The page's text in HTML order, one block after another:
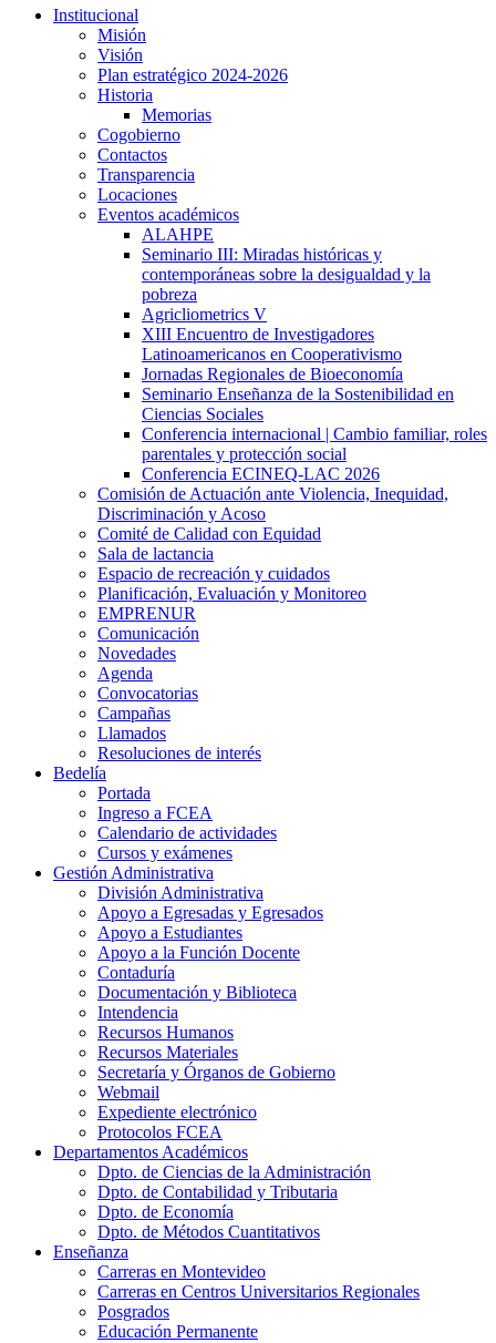
Institucional
Misión
Visión
Plan estratégico 2024-2026
Historia
Memorias
Cogobierno
Contactos
Transparencia
Locaciones
Eventos académicos
ALAHPE
Seminario III: Miradas históricas y
contemporáneas sobre la desigualdad y la
pobreza
Agricliometrics V
XIII Encuentro de Investigadores
Latinoamericanos en Cooperativismo
Jornadas Regionales de Bioeconomía
Seminario Enseñanza de la Sostenibilidad en
Ciencias Sociales
Conferencia internacional | Cambio familiar, roles
parentales y protección social
Conferencia ECINEQ-LAC 2026
Comisión de Actuación ante Violencia, Inequidad,
Discriminación y Acoso
Comité de Calidad con Equidad
Sala de lactancia
Espacio de recreación y cuidados
Planificación, Evaluación y Monitoreo
EMPRENUR
Comunicación
Novedades
Agenda
Convocatorias
Campañas
Llamados
Resoluciones de interés
Bedelía
Portada
Ingreso a FCEA
Calendario de actividades
Cursos y exámenes
Gestión Administrativa
División Administrativa
Apoyo a Egresadas y Egresados
Apoyo a Estudiantes
Apoyo a la Función Docente
Contaduría
Documentación y Biblioteca
Intendencia
Recursos Humanos
Recursos Materiales
Secretaría y Órganos de Gobierno
Webmail
Expediente electrónico
Protocolos FCEA
Departamentos Académicos
Dpto. de Ciencias de la Administración
Dpto. de Contabilidad y Tributaria
Dpto. de Economía
Dpto. de Métodos Cuantitativos
Enseñanza
Carreras en Montevideo
Carreras en Centros Universitarios Regionales
Posgrados
Educación Permanente